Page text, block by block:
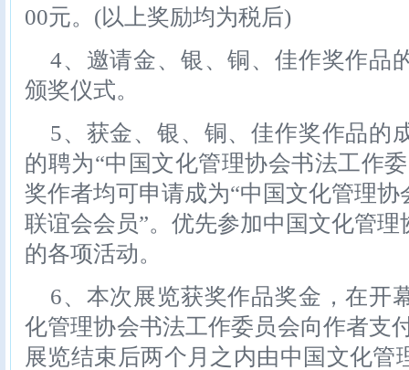
00元。(以上奖励均为税后)
4、邀请金、银、铜、佳作奖作品
颁奖仪式。
5、获金、银、铜、佳作奖作品的
的聘为“中国文化管理协会书法工作
奖作者均可申请成为“中国文化管理
联谊会会员”。优先参加中国文化管
的各项活动。
6、本次展览获奖作品奖金，在开
化管理协会书法工作委员会向作者支
展览结束后两个月之内由中国文化管